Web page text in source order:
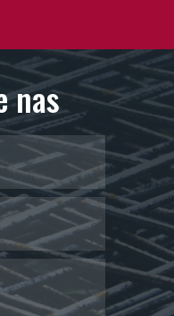
nas